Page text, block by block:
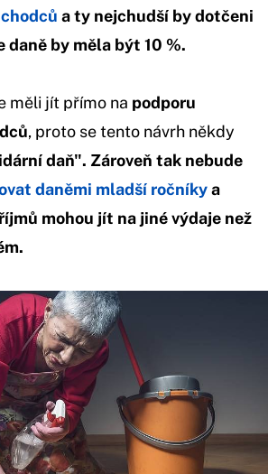
a ty nejchudší by dotčeni
daně by měla být 10 %.
měli jít přímo na podporu
, proto se tento návrh někdy
daň". Zároveň tak nebude
daněmi mladší ročníkya
mohou jít na jiné výdaje než